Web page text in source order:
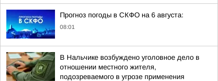
Прогноз погоды в СКФО на 6 августа:
08:01
В Нальчике возбуждено уголовное дело в
отношении местного жителя,
подозреваемого в угрозе применения